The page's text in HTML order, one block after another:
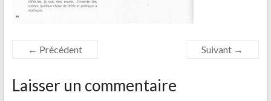
← Précédent Suivant →
Laisser un commentaire